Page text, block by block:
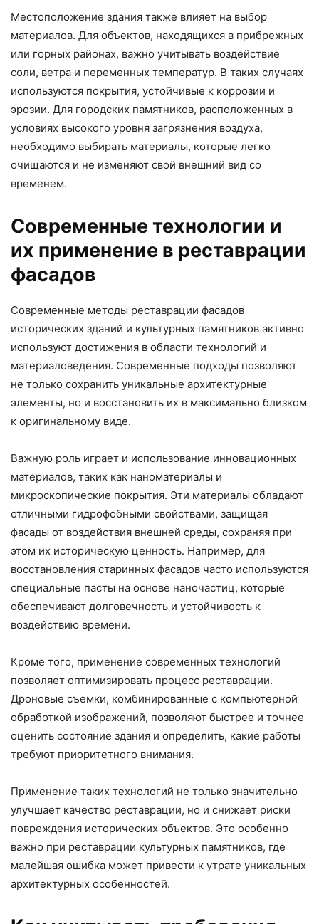
Местоположение здания также влияет на выбор
материалов. Для объектов, находящихся в прибрежных
или горных районах, важно учитывать воздействие
соли, ветра и переменных температур. В таких случаях
используются покрытия, устойчивые к коррозии и
эрозии. Для городских памятников, расположенных в
условиях высокого уровня загрязнения воздуха,
необходимо выбирать материалы, которые легко
очищаются и не изменяют свой внешний вид со
временем.
Современные технологии и
их применение в реставрации
фасадов
Современные методы реставрации фасадов
исторических зданий и культурных памятников активно
используют достижения в области технологий и
материаловедения. Современные подходы позволяют
не только сохранить уникальные архитектурные
элементы, но и восстановить их в максимально близком
к оригинальному виде.
Важную роль играет и использование инновационных
материалов, таких как наноматериалы и
микроскопические покрытия. Эти материалы обладают
отличными гидрофобными свойствами, защищая
фасады от воздействия внешней среды, сохраняя при
этом их историческую ценность. Например, для
восстановления старинных фасадов часто используются
специальные пасты на основе наночастиц, которые
обеспечивают долговечность и устойчивость к
воздействию времени.
Кроме того, применение современных технологий
позволяет оптимизировать процесс реставрации.
Дроновые съемки, комбинированные с компьютерной
обработкой изображений, позволяют быстрее и точнее
оценить состояние здания и определить, какие работы
требуют приоритетного внимания.
Применение таких технологий не только значительно
улучшает качество реставрации, но и снижает риски
повреждения исторических объектов. Это особенно
важно при реставрации культурных памятников, где
малейшая ошибка может привести к утрате уникальных
архитектурных особенностей.